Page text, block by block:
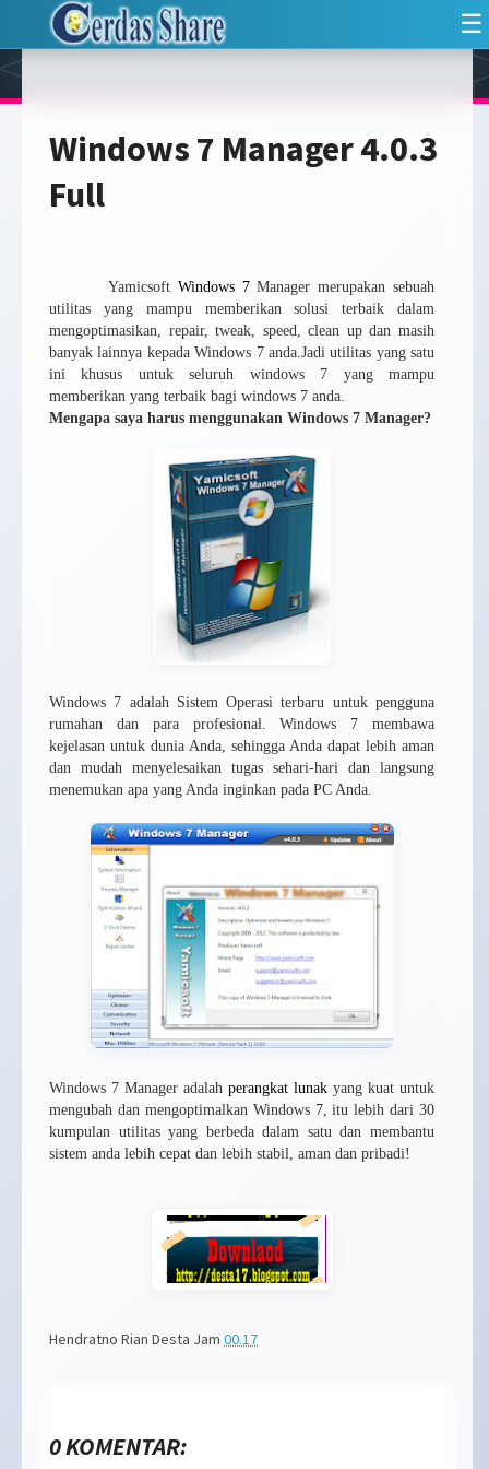
☰
Windows 7 Manager 4.0.3
Full
Yamicsoft Windows 7Manager merupakan sebuah
utilitas yang mampu memberikan solusi terbaik dalam
mengoptimasikan, repair, tweak, speed, clean up dan masih
banyak lainnya kepada Windows 7 anda.Jadi utilitas yang satu
ini khusus untuk seluruh windows 7 yang mampu
memberikan yang terbaik bagi windows 7 anda.
Mengapa saya harus menggunakan Windows 7 Manager?
Windows 7 adalah Sistem Operasi terbaru untuk pengguna
rumahan dan para profesional. Windows 7 membawa
kejelasan untuk dunia Anda, sehingga Anda dapat lebih aman
dan mudah menyelesaikan tugas sehari-hari dan langsung
menemukan apa yang Anda inginkan pada PC Anda.
Windows 7 Manager adalah perangkat lunak yang kuat untuk
mengubah dan mengoptimalkan Windows 7, itu lebih dari 30
kumpulan utilitas yang berbeda dalam satu dan membantu
sistem anda lebih cepat dan lebih stabil, aman dan pribadi!
Hendratno Rian Desta Jam 00.17
0 KOMENTAR: